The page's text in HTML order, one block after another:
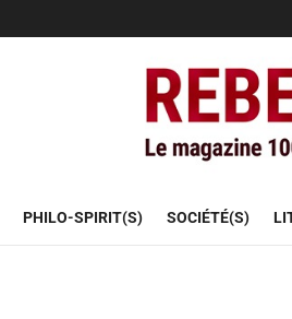
PHILO-SPIRIT(S) SOCIÉTÉ(S)